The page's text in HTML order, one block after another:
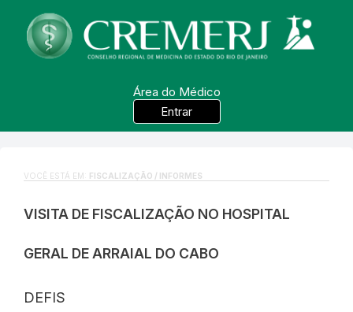
Área do Médico
Entrar
VOCÊ ESTÁ EM: FISCALIZAÇÃO / INFORMES
VISITA DE FISCALIZAÇÃO NO HOSPITAL
GERAL DE ARRAIAL DO CABO
DEFIS